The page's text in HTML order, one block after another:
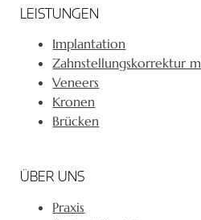
LEISTUNGEN
Implantation
Zahnstellungskorrektur
Veneers
Kronen
Brücken
ÜBER UNS
Praxis